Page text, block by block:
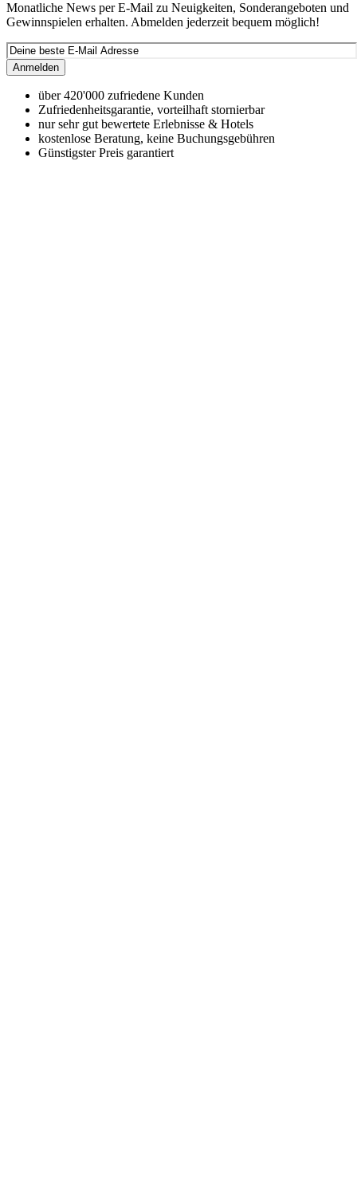
Monatliche News per E-Mail zu Neuigkeiten, Sonderangeboten und
Gewinnspielen erhalten. Abmelden jederzeit bequem möglich!
Anmelden
über 420'000 zufriedene Kunden
Zufriedenheitsgarantie, vorteilhaft stornierbar
nur sehr gut bewertete Erlebnisse & Hotels
kostenlose Beratung, keine Buchungsgebühren
Günstigster Preis garantiert